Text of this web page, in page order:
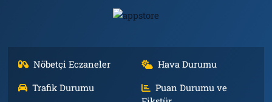
Nöbetçi Eczaneler
Hava Durumu
Trafik Durumu
Puan Durumu ve